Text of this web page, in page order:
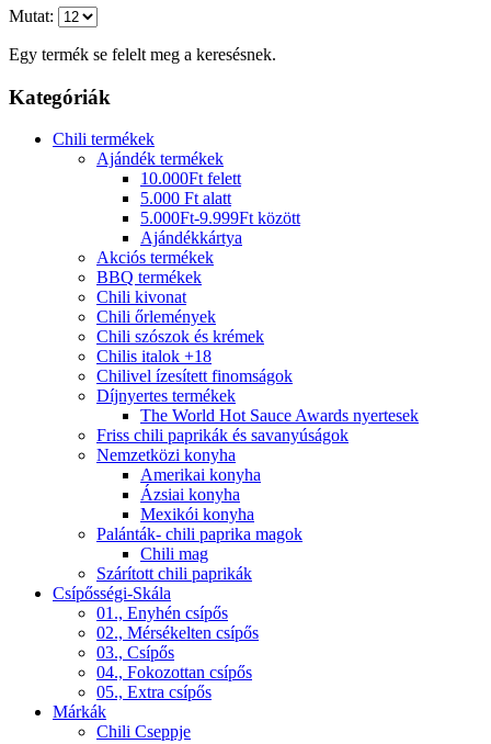
Mutat:
Egy termék se felelt meg a keresésnek.
Kategóriák
Chili termékek
Ajándék termékek
10.000Ft felett
5.000 Ft alatt
5.000Ft-9.999Ft között
Ajándékkártya
Akciós termékek
BBQ termékek
Chili kivonat
Chili őrlemények
Chili szószok és krémek
Chilis italok +18
Chilivel ízesített finomságok
Díjnyertes termékek
The World Hot Sauce Awards nyertesek
Friss chili paprikák és savanyúságok
Nemzetközi konyha
Amerikai konyha
Ázsiai konyha
Mexikói konyha
Palánták- chili paprika magok
Chili mag
Szárított chili paprikák
Csípősségi-Skála
01., Enyhén csípős
02., Mérsékelten csípős
03., Csípős
04., Fokozottan csípős
05., Extra csípős
Márkák
Chili Cseppje